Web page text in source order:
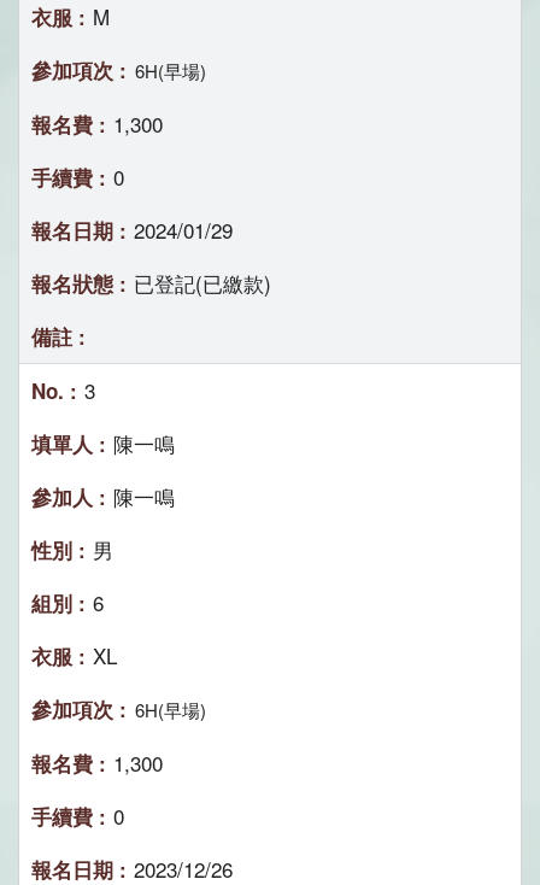
M
6H(早場)
1,300
0
2024/01/29
已登記(已繳款)
3
陳一鳴
陳一鳴
男
6
XL
6H(早場)
1,300
0
2023/12/26